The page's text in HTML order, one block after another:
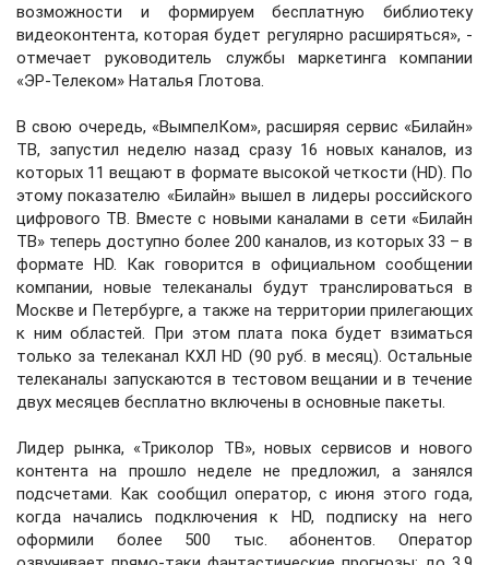
возможности и формируем бесплатную библиотеку
видеоконтента, которая будет регулярно расширяться», -
отмечает руководитель службы маркетинга компании
«ЭР-Телеком» Наталья Глотова.
В свою очередь, «ВымпелКом», расширяя сервис «Билайн»
ТВ, запустил неделю назад сразу 16 новых каналов, из
которых 11 вещают в формате высокой четкости (HD). По
этому показателю «Билайн» вышел в лидеры российского
цифрового ТВ. Вместе с новыми каналами в сети «Билайн
ТВ» теперь доступно более 200 каналов, из которых 33 – в
формате HD. Как говорится в официальном сообщении
компании, новые телеканалы будут транслироваться в
Москве и Петербурге, а также на территории прилегающих
к ним областей. При этом плата пока будет взиматься
только за телеканал КХЛ HD (90 руб. в месяц). Остальные
телеканалы запускаются в тестовом вещании и в течение
двух месяцев бесплатно включены в основные пакеты.
Лидер рынка, «Триколор ТВ», новых сервисов и нового
контента на прошло неделе не предложил, а занялся
подсчетами. Как сообщил оператор, с июня этого года,
когда начались подключения к HD, подписку на него
оформили более 500 тыс. абонентов. Оператор